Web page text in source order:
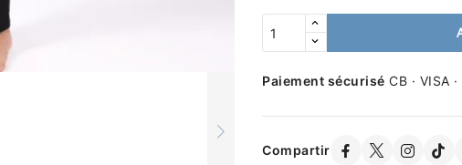
Paiement sécurisé CB · VISA
Compartir